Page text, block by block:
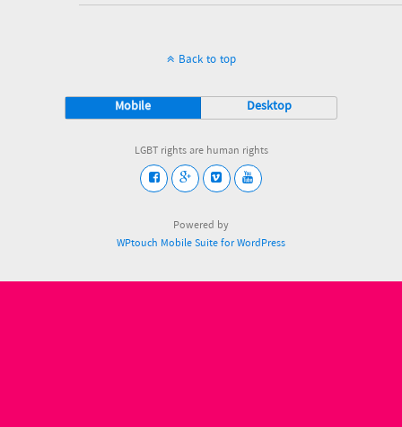
Back to top
Mobile Desktop
LGBT rights are human rights
Powered by
WPtouch Mobile Suite for WordPress